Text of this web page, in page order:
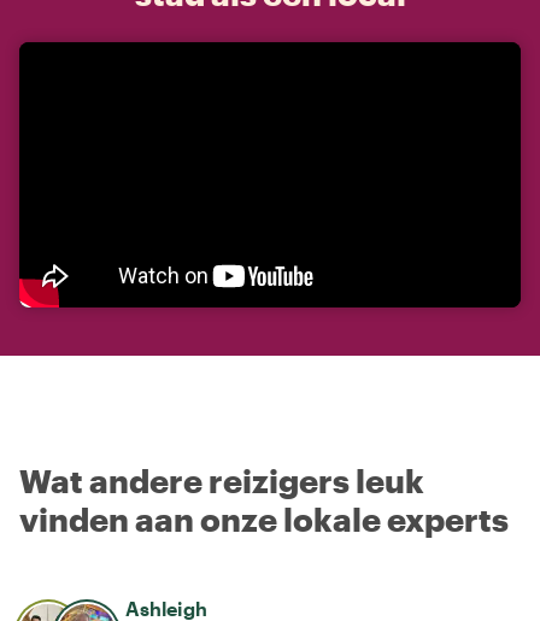
Wat andere reizigers leuk
vinden aan onze lokale experts
Ashleigh